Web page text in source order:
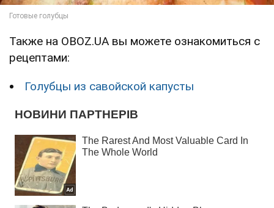
Также на OBOZ.UA вы можете ознакомиться с
рецептами:
Голубцы из савойской капусты